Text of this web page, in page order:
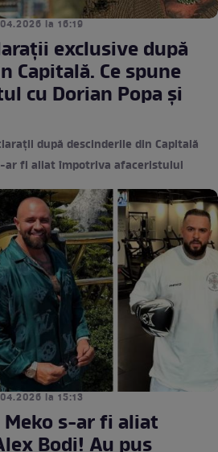
la 16:19
exclusive după
Capitală. Ce spune
cu Dorian Popa și
după descinderile din Capitală
ar fi aliat împotriva afaceristului
la 15:13
Meko s-ar fi aliat